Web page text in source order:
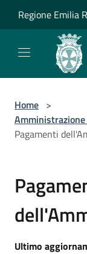
Regione Emilia
Home >
Pagamenti
Ultimo